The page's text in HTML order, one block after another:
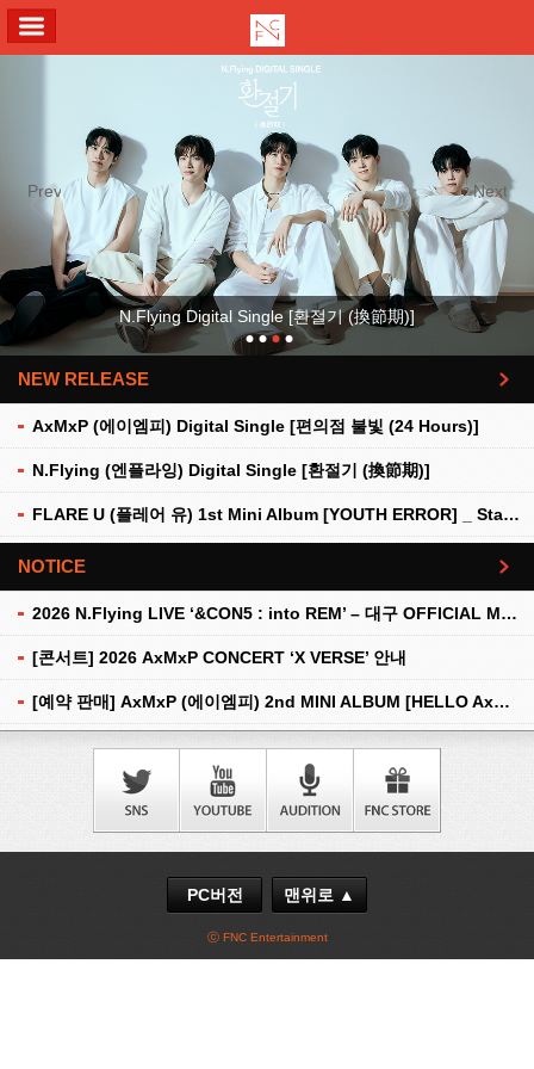
Previous Next
N.Flying Digital Single [환절기 (換節期)]
NEW RELEASE
AxMxP (에이엠피) Digital Single [편의점 불빛 (24 Hours)]
N.Flying (엔플라잉) Digital Single [환절기 (換節期)]
FLARE U (플레어 유) 1st Mini Album [YOUTH ERROR] _ Stationery Kit Ver.
더보기
NOTICE
2026 N.Flying LIVE ‘&CON5 : into REM’ – 대구 OFFICIAL MD 현장 판매 안내
[콘서트] 2026 AxMxP CONCERT ‘X VERSE’ 안내
[예약 판매] AxMxP (에이엠피) 2nd MINI ALBUM [HELLO AxMxP] 예약 판매 안내
더보기
PC버전 맨위로 ▲
ⓒ FNC Entertainment